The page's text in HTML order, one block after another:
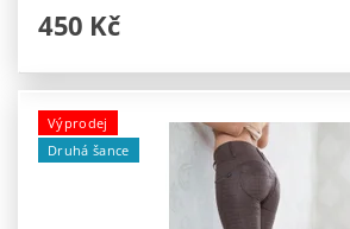
450 Kč
Výprodej
Druhá šance